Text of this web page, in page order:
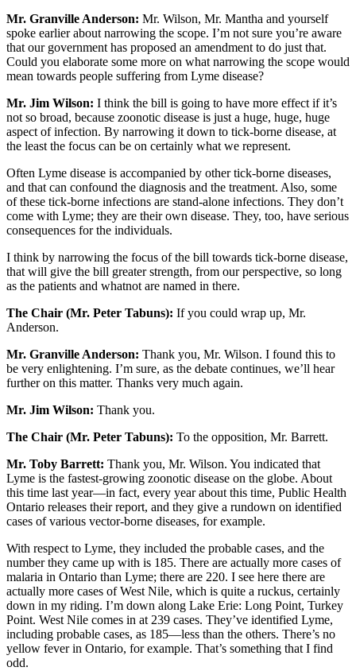
Mr. Granville Anderson: Mr. Wilson, Mr. Mantha and yourself
spoke earlier about narrowing the scope. I’m not sure you’re aware
that our government has proposed an amendment to do just that.
Could you elaborate some more on what narrowing the scope would
mean towards people suffering from Lyme disease?
Mr. Jim Wilson: I think the bill is going to have more effect if it’s
not so broad, because zoonotic disease is just a huge, huge, huge
aspect of infection. By narrowing it down to tick-borne disease, at
the least the focus can be on certainly what we represent.
Often Lyme disease is accompanied by other tick-borne diseases,
and that can confound the diagnosis and the treatment. Also, some
of these tick-borne infections are stand-alone infections. They don’t
come with Lyme; they are their own disease. They, too, have serious
consequences for the individuals.
I think by narrowing the focus of the bill towards tick-borne disease,
that will give the bill greater strength, from our perspective, so long
as the patients and whatnot are named in there.
The Chair (Mr. Peter Tabuns): If you could wrap up, Mr.
Anderson.
Mr. Granville Anderson: Thank you, Mr. Wilson. I found this to
be very enlightening. I’m sure, as the debate continues, we’ll hear
further on this matter. Thanks very much again.
Mr. Jim Wilson: Thank you.
The Chair (Mr. Peter Tabuns): To the opposition, Mr. Barrett.
Mr. Toby Barrett: Thank you, Mr. Wilson. You indicated that
Lyme is the fastest-growing zoonotic disease on the globe. About
this time last year—in fact, every year about this time, Public Health
Ontario releases their report, and they give a rundown on identified
cases of various vector-borne diseases, for example.
With respect to Lyme, they included the probable cases, and the
number they came up with is 185. There are actually more cases of
malaria in Ontario than Lyme; there are 220. I see here there are
actually more cases of West Nile, which is quite a ruckus, certainly
down in my riding. I’m down along Lake Erie: Long Point, Turkey
Point. West Nile comes in at 239 cases. They’ve identified Lyme,
including probable cases, as 185—less than the others. There’s no
yellow fever in Ontario, for example. That’s something that I find
odd.